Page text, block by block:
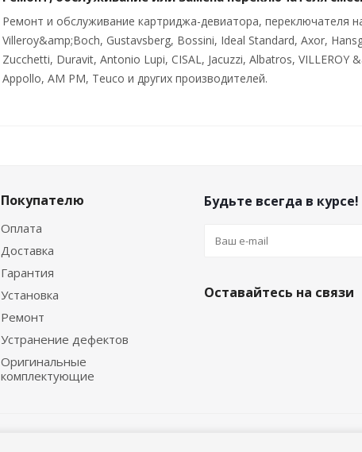
Ремонт и обслуживание картриджа-девиатора, переключателя
Villeroy&amp;Boch, Gustavsberg, Bossini, Ideal Standard, Axor,
Zucchetti, Duravit, Antonio Lupi, CISAL, Jacuzzi, Albatros, VILLEROY
Appollo, AM PM, Teuco и других производителей.
Покупателю
Оплата
Доставка
Гарантия
Установка
Ремонт
Устранение дефектов
Оригинальные
комплектующие
Будьте всегда в курсе!
Оставайтесь на связи